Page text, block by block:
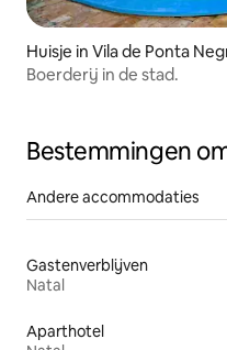
Huisje in Vila de Ponta
Boerderij in de stad.
Bestemmingen
Andere accommodaties
Gastenverblijven
Natal
Aparthotel